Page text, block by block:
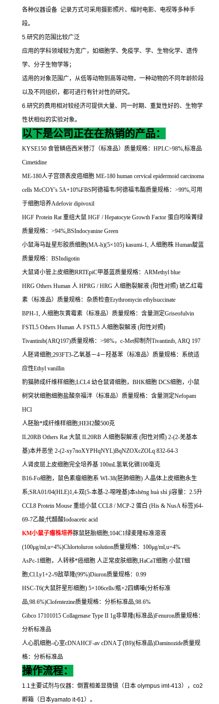
各种仪器设备 记录方式可采用摄影照片、缩时电影、电视等多种手
段。
5.研究的范围比较广泛
应用的学科领域较为宽广，如细胞学、免疫学、学、生物化学、遗传
学、分子生物学等；
适用的对象范围广，从低等动物到高等动物，一种动物的不同年龄阶段
以及不同组织，都可进行有针对性的研究。
6.研究的费用相对较经济可提供大量、同一时期、重复性好的、生物学
性状相似的实验对象。
以下是公司正在在热销的产品：
KYSE150 食管鳞癌西米替汀（标准品）质量规格： HPLC>98%,标准品
Cimetidine
ME-180人子宫颈表皮癌细胞 ME-180 human cervical epidermoid carcinoma
cells McCOY's 5A+10%FBS 阿德福韦/阿德福韦酯质量规格： >99%,可用
于细胞培养Adefovir dipivoxil
HGF Protein Rat重组大鼠 HGF / Hepatocyte Growth Factor 蛋白吲哚菁绿
质量规格： >94%,BSIndocyanine Green
小鼠海马趾星形胶质细胞(MA-h)(5×105) kasumi-1, 人细胞株 Human靛蓝
质量规格： BSIndigotin
大鼠肾小管上皮细胞RRTEpiC甲基蓝质量规格： ARMethyl blue
HRG Others Human 人 HPRG / HRG 人细胞裂解液 (阳性对照) 琥乙红霉
素（标准品）质量规格：杂质检查Erythromycin ethylsuccinate
BPH-1, 人细胞灰黄霉素（标准品）质量规格：含量测定Griseofulvin
FSTL5 Others Human 人 FSTL5 人细胞裂解液 (阳性对照)
Tivantinib(ARQ197)质量规格： >98%， c-Met抑制剂 Tivantinib, ARQ 197
人胚肾细胞;293FT3-乙氧基－4－羟基苯（标准品）质量规格：系统适
应性Ethyl vanillin
豹猫肺成纤维样细胞;LCL4 幼仓鼠肾细胞， BHK细胞 DCS细胞，小鼠
树突状细胞细胞盐酸奈福泮（标准品）质量规格：含量测定Nefopam
HCl
人胚胎*成纤维样细胞;HEH2酸500克
IL20RB Others Rat大鼠 IL20RB 人细胞裂解液 (阳性对照) 2-(2-羌基本
基)本并恶坐 2-(2-xy7noXYPHqNYL)BqNZOXcZOLq 832-64-3
人肾皮层上皮细胞完全培养基 100mL氢氧化镉100毫克
B16-Fo细胞，鼠色素瘤细胞系 WI-38(胚肺细胞) 人晶体上皮细胞永生
系;SRA01/04(HLE)1,4-双(5-本基-2-噁唑基)本shēng huà shì jì容量： 2.5升
CCL8 Protein Mouse 重组小鼠 CCL8 / MCP-2 蛋白 (His & NusA标签)64-
69-7乙酸;代醋酸Iodoacetic acid
KM小鼠子瘤株培养豚鼠胚胎细胞;104C1绿麦隆标准溶液
(100μg/ml,u=4%)Chlortoluron solution质量规格： 100μg/ml,u=4%
AsPc-1细胞，人转移*癌细胞 人正常皮肤细胞,HaCaT细胞 小鼠T细
胞;Cl.Ly1+2-/9敌草隆(99%)Diuron质量规格： 0.99
HSC-T6(大鼠肝星形细胞) 5×106cells/瓶×2四螨嗪(分析标准
品,98.6%)Clofentezine质量规格：分析标准品,98.6%
Gibco 17101015 Collagenase Type II 1g非草隆(标准品)Fenuron质量规格：
分析标准品
人心肌细胞-心室cDNAHCF-av cDNA (B9)(标准品)Daminozide质量规
格：分析标准品
操作流程：
1.1主要试剂与仪器：倒置相差显微镜（日本 olympus imt-413）， co2
孵箱（日本yamato it-61）。